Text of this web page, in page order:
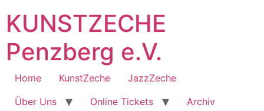
KUNSTZECHE
Penzberg e.V.
Home KunstZeche
JazzZeche
Über Uns
Online Tickets
Archiv